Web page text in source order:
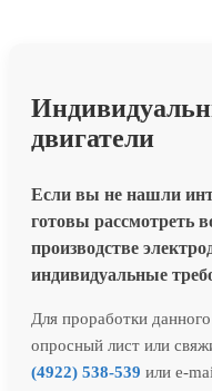
двигатели
Если вы не нашли
готовы рассмотреть
производстве
индивидуальные
Для проработки
опросный лист или
(4922) 538-539 или e-